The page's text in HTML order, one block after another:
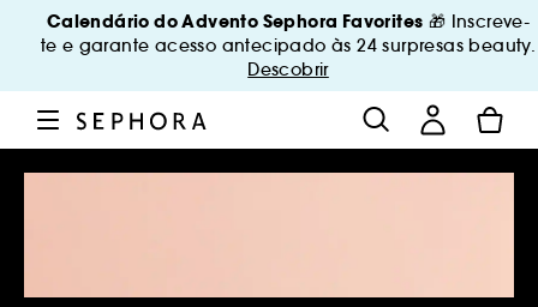
Calendário do Advento Sephora Favorites 🎁 Inscreve-
te e garante acesso antecipado às 24 surpresas beauty.
Descobrir